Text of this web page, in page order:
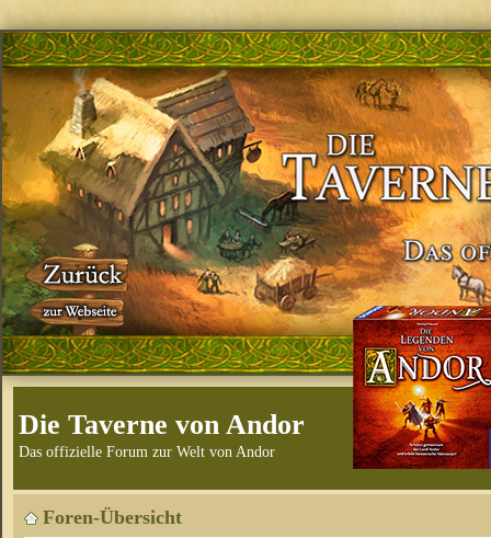
Die Taverne von Andor
Das offizielle Forum zur Welt von Andor
Foren-Übersicht